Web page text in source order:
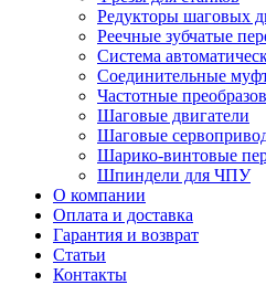
Редукторы шаговых
Реечные зубчатые
Система
Соединительные
Частотные
Шаговые двигатели
Шаговые
Шарико-винтовые
Шпиндели для ЧПУ
О компании
Оплата и доставка
Гарантия и возврат
Статьи
Контакты